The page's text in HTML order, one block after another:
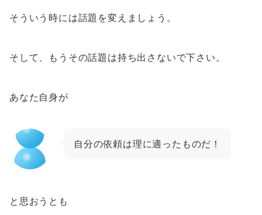
そういう時には話題を変えましょう。
そして、もうその話題は持ち出さないで下さい。
あなた自身が
自分の依頼は理に適ったものだ！
と思おうとも